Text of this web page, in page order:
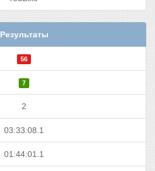
Результаты
56
7
2
03:33:08.1
01:44:01.1